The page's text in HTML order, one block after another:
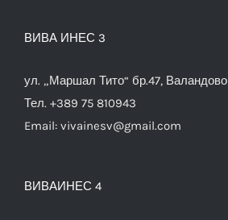
ВИВА ИНЕС 3
ул. „Маршал Тито“ бр.47, Валандово
Тел. +389 75 810943
Email: vivainesv@gmail.com
ВИВАИНЕС 4